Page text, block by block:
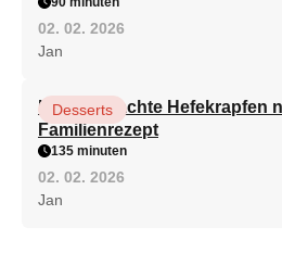
02. 02. 2026
Jan
Hausgemachte Hefekrapfen
Familienrezept
Desserts
135 minuten
02. 02. 2026
Jan